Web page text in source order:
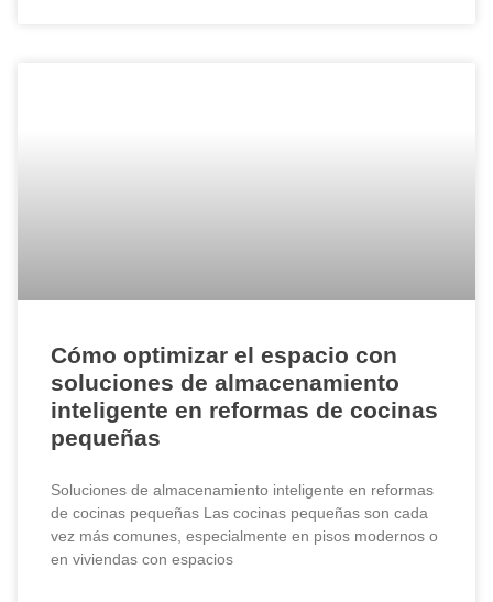
Cómo optimizar el espacio con
soluciones de almacenamiento
inteligente en reformas de cocinas
pequeñas
Soluciones de almacenamiento inteligente en reformas
de cocinas pequeñas Las cocinas pequeñas son cada
vez más comunes, especialmente en pisos modernos o
en viviendas con espacios